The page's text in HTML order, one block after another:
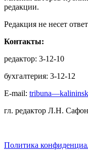
редакции.
Редакция не несет
Контакты:
редактор: 3-12-10
бухгалтерия: 3-12-12
E-mail:
гл. редактор Л.Н.
Политика